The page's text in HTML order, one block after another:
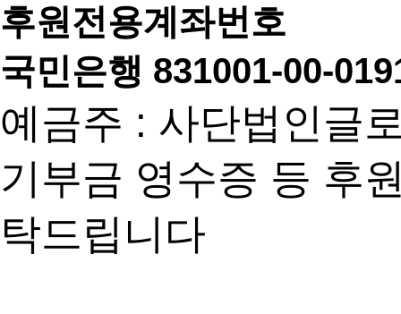
후원전용계좌번호
국민은행 831001-00-
예금주 : 사단법인글
기부금 영수증 등 후
탁드립니다